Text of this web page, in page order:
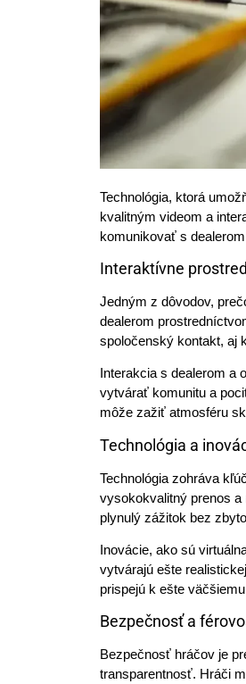
Technológia, ktorá
kvalitným videom a
komunikovať s
Interaktívne
Jedným z dôvodov,
dealerom
spoločenský kontakt, aj
Interakcia s dealerom a
vytvárať komunitu a
môže zažiť atmosféru
Technológia a
Technológia zohráva
vysokokvalitný prenos a
plynulý zážitok bez
Inovácie, ako sú
vytvárajú ešte
prispejú k ešte
Bezpečnosť a
Bezpečnosť hráčov je
transparentnosť. Hráči